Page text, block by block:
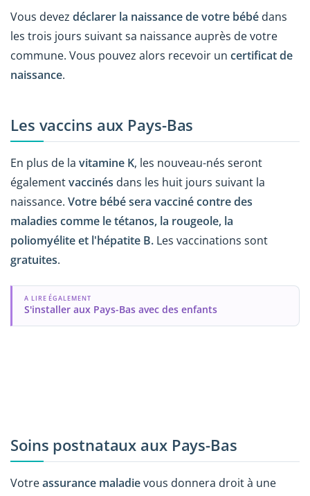
Vous devez déclarer la naissance de votre bébé dans
les trois jours suivant sa naissance auprès de votre
commune. Vous pouvez alors recevoir un certificat de
naissance.
Les vaccins aux Pays-Bas
En plus de la vitamine K, les nouveau-nés seront
égalementvaccinés dans les huit jours suivant la
naissance. Votre bébé sera vacciné contre des
maladies comme le tétanos, la rougeole, la
poliomyélite et l'hépatite B. Les vaccinations sont
gratuites.
A LIRE ÉGALEMENT
S'installer aux Pays-Bas avec des enfants
Soins postnataux aux Pays-Bas
Votreassurance maladievous donnera droit à une